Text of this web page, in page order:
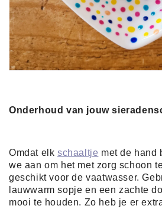
Onderhoud van jouw
Omdat elk schaaltje met de hand
we aan om het met zorg schoon
geschikt voor de vaatwasser.
lauwwarm sopje en een zachte
mooi te houden. Zo heb je er